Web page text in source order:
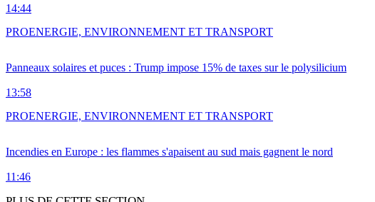
14:44
Panneaux solaires et puces : Trump impose 15% de taxes sur le polysilicium
13:58
PROENERGIE, ENVIRONNEMENT ET TRANSPORT
Incendies en Europe : les flammes s'apaisent au sud mais gagnent le nord
11:46
PROENERGIE, ENVIRONNEMENT ET TRANSPORT